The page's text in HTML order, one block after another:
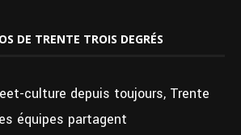
DE TRENTE TROIS DEGRÉS
culture depuis toujours, Trente
équipes partagent